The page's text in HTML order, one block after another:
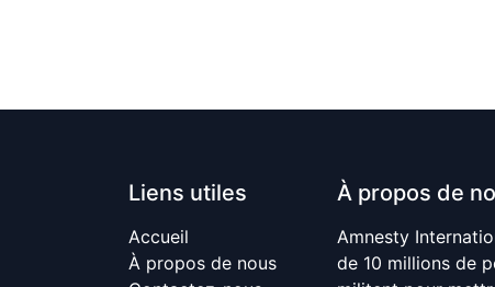
Liens utiles
Accueil
À propos de nous
À propos de
Amnesty
de 10 millions de